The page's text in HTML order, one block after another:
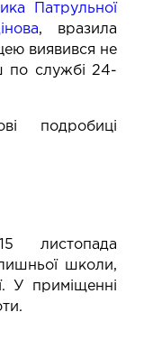
Патрульної
, вразила
виявився не
по службі 24-
подробиці
листопада
школи,
У приміщенні